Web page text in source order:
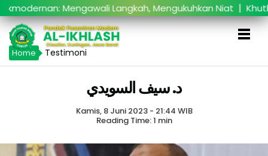
Mengawali Langkah, Mengukuhkan Niat|
Home Testimoni
د. سيف السويدي
Kamis, 8 Juni 2023 - 21:44 WIB
Reading Time: 1 min